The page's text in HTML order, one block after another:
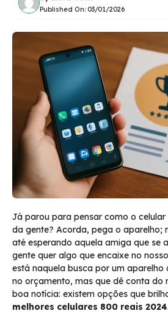
Published On: 03/01/2026
Já parou para pensar como o
da gente? Acorda, pega o aparelho;
até esperando aquela amiga que se
gente quer algo que encaixe no
está naquela busca por um aparelho
no orçamento, mas que dê conta do
boa notícia: existem opções que
melhores celulares 800 reais 2024.